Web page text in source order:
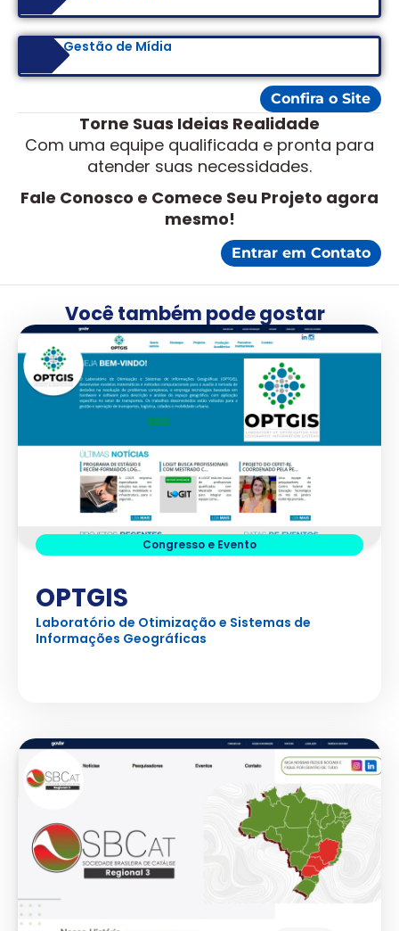
Gestão de Mídia
Confira o Site
Torne Suas Ideias Realidade
Com uma equipe qualificada e pronta para
atender suas necessidades.
Fale Conosco e Comece Seu Projeto agora
mesmo!
Entrar em Contato
Você também pode gostar
Congresso e Evento
OPTGIS
Laboratório de Otimização e Sistemas de
Informações Geográficas